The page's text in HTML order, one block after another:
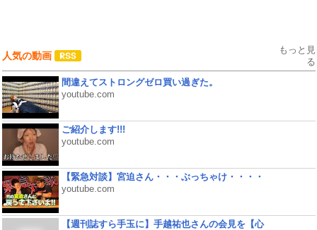
人気の動画
もっと見
る
間違えてストロングゼロ買い過ぎた。
youtube.com
ご紹介します!!!
youtube.com
【緊急対談】宮迫さん・・・ぶっちゃけ・・・・
youtube.com
【週刊誌すら手玉に】手越祐也さんの会見を【心